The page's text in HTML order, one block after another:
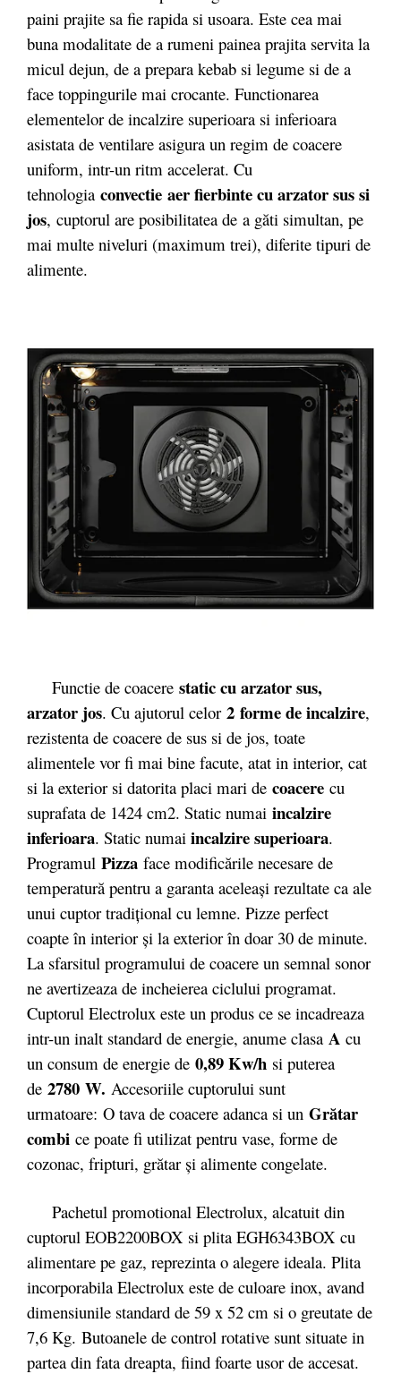
paini prajite sa fie rapida si usoara. Este cea mai
buna modalitate de a rumeni painea prajita servita la
micul dejun, de a prepara kebab si legume si de a
face toppingurile mai crocante. Functionarea
elementelor de incalzire superioara si inferioara
asistata de ventilare asigura un regim de coacere
uniform, intr-un ritm accelerat. Cu
tehnologia convectie aer fierbinte cu arzator sus si
jos, cuptorul are posibilitatea de a găti simultan, pe
mai multe niveluri (maximum trei), diferite tipuri de
alimente.
Functie de coacere static cu arzator sus,
arzator jos. Cu ajutorul celor 2 forme de incalzire,
rezistenta de coacere de sus si de jos, toate
alimentele vor fi mai bine facute, atat in interior, cat
si la exterior si datorita placi mari de coacere cu
suprafata de 1424 cm2. Static numai incalzire
inferioara. Static numai incalzire superioara.
Programul Pizza face modificările necesare de
temperatură pentru a garanta aceleaşi rezultate ca ale
unui cuptor tradiţional cu lemne. Pizze perfect
coapte în interior şi la exterior în doar 30 de minute.
La sfarsitul programului de coacere un semnal sonor
ne avertizeaza de incheierea ciclului programat.
Cuptorul Electrolux este un produs ce se incadreaza
intr-un inalt standard de energie, anume clasa A cu
un consum de energie de 0,89 Kw/h si puterea
de 2780 W. Accesoriile cuptorului sunt
urmatoare: O tava de coacere adanca si un Grătar
combi ce poate fi utilizat pentru vase, forme de
cozonac, fripturi, grătar și alimente congelate.
Pachetul promotional Electrolux, alcatuit din
cuptorul EOB2200BOX si plita EGH6343BOX cu
alimentare pe gaz, reprezinta o alegere ideala. Plita
incorporabila Electrolux este de culoare inox, avand
dimensiunile standard de 59 x 52 cm si o greutate de
7,6 Kg. Butoanele de control rotative sunt situate in
partea din fata dreapta, fiind foarte usor de accesat.